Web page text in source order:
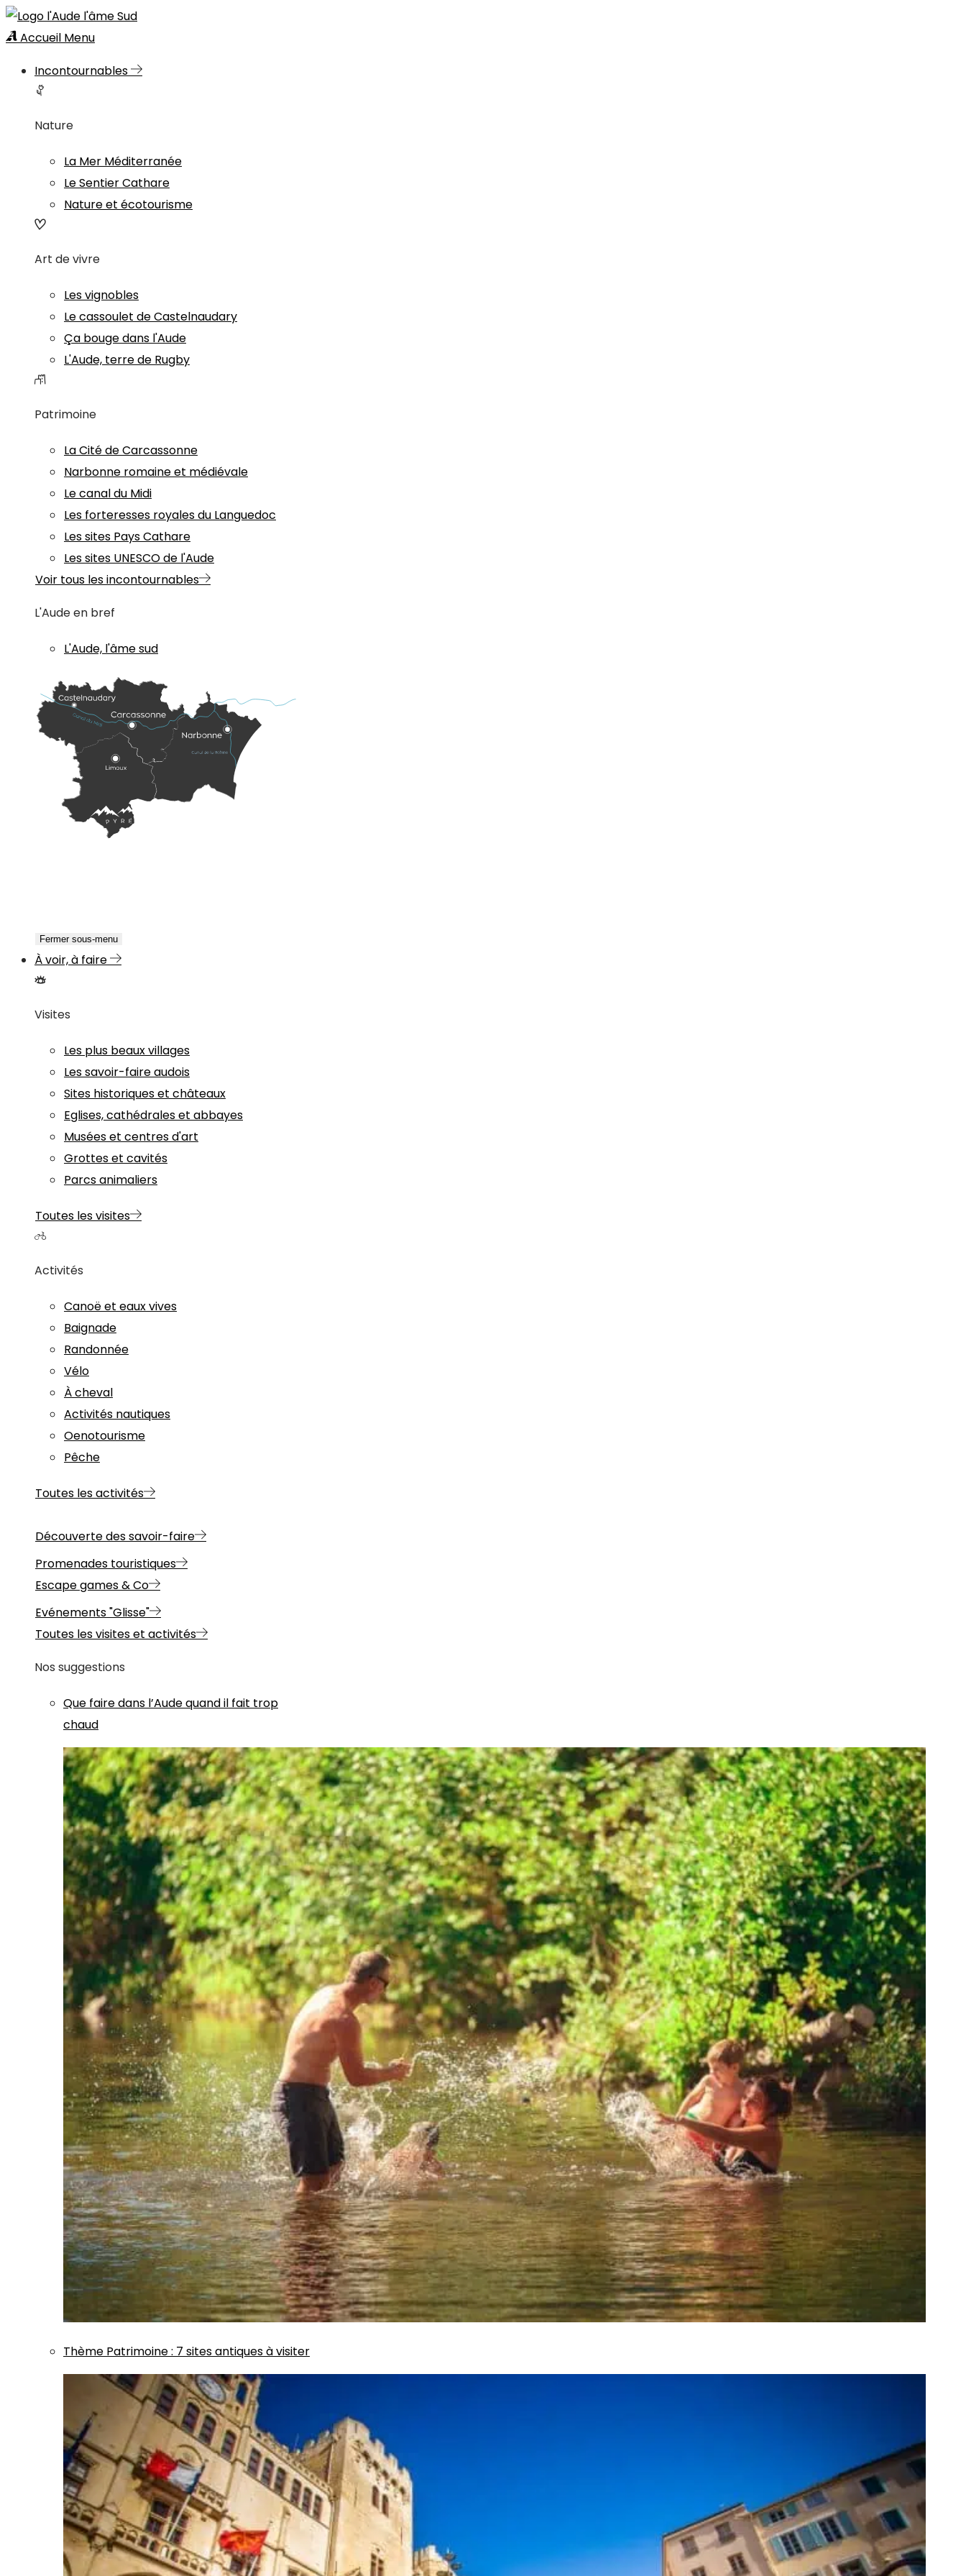
Accueil Menu
Incontournables
Nature
La Mer Méditerranée
Le Sentier Cathare
Nature et écotourisme
Art de vivre
Les vignobles
Le cassoulet de Castelnaudary
Ça bouge dans l'Aude
L'Aude, terre de Rugby
Patrimoine
La Cité de Carcassonne
Narbonne romaine et médiévale
Le canal du Midi
Les forteresses royales du Languedoc
Les sites Pays Cathare
Les sites UNESCO de l'Aude
Voir tous les incontournables
L'Aude en bref
L'Aude, l'âme sud
Fermer sous-menu
À voir, à faire
Visites
Les plus beaux villages
Les savoir-faire audois
Sites historiques et châteaux
Eglises, cathédrales et abbayes
Musées et centres d'art
Grottes et cavités
Parcs animaliers
Toutes les visites
Activités
Canoë et eaux vives
Baignade
Randonnée
Vélo
À cheval
Activités nautiques
Oenotourisme
Pêche
Toutes les activités
Découverte des savoir-faire
Promenades touristiques
Escape games & Co
Evénements "Glisse"
Toutes les visites et activités
Nos suggestions
Que faire dans l’Aude quand il fait trop
chaud
Thème Patrimoine: 7 sites antiques à visiter